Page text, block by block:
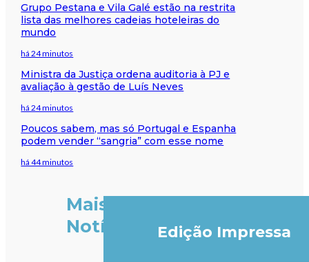
Grupo Pestana e Vila Galé estão na restrita
lista das melhores cadeias hoteleiras do
mundo
há 24 minutos
Ministra da Justiça ordena auditoria à PJ e
avaliação à gestão de Luís Neves
há 24 minutos
Poucos sabem, mas só Portugal e Espanha
podem vender “sangria” com esse nome
há 44 minutos
Mais
Notícias
Edição Impressa